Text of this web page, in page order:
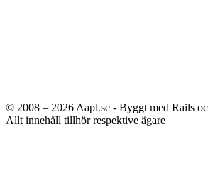
© 2008 – 2026 Aapl.se - Byggt med Rails
Allt innehåll tillhör respektive ägare